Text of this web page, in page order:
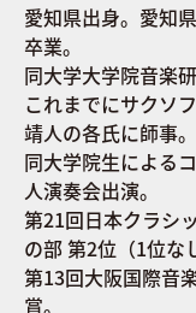
愛知県出身。愛知
卒業。
同大学大学院音楽
これまでにサクソ
靖人の各氏に師事。
同大学院生による
人演奏会出演。
第21回日本クラシ
の部 第2位（1位な
第13回大阪国際音
賞。